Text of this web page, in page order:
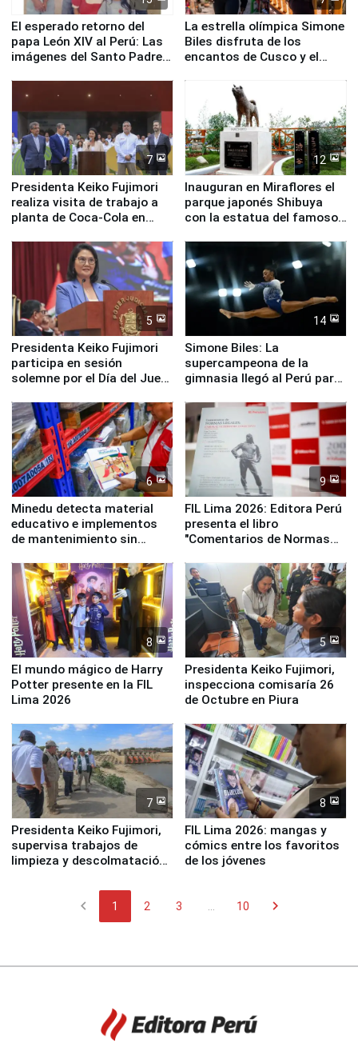
El esperado retorno del
papa León XIV al Perú: Las
imágenes del Santo Padre
La estrella olímpica Simone
Biles disfruta de los
encantos de Cusco y el
7
Presidenta Keiko Fujimori
realiza visita de trabajo a
planta de Coca-Cola en
12
Inauguran en Miraflores el
parque japonés Shibuya
con la estatua del famoso
5
Presidenta Keiko Fujimori
participa en sesión
solemne por el Día del Juez
14
Simone Biles: La
supercampeona de la
gimnasia llegó al Perú para
Panamericanos Lima 2027
6
Minedu detecta material
educativo e implementos
de mantenimiento sin
la UGEL 2
9
FIL Lima 2026: Editora Perú
presenta el libro
"Comentarios de Normas
Derecho Colectivo"
8
El mundo mágico de Harry
Potter presente en la FIL
Lima 2026
5
Presidenta Keiko Fujimori,
inspecciona comisaría 26
de Octubre en Piura
7
Presidenta Keiko Fujimori,
supervisa trabajos de
limpieza y descolmatación
8
FIL Lima 2026: mangas y
cómics entre los favoritos
de los jóvenes
chevron_left 1 2 3 10 chevron_right